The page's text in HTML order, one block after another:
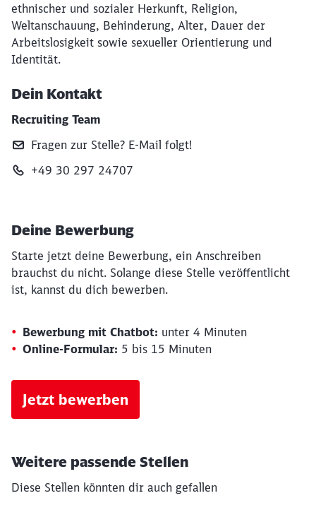
ethnischer und sozialer Herkunft, Religion,
Weltanschauung, Behinderung, Alter, Dauer der
Arbeitslosigkeit sowie sexueller Orientierung und
Identität.
Dein Kontakt
Recruiting Team
Fragen zur Stelle? E‑Mail folgt!
+49 30 297 24707
Deine Bewerbung
Starte jetzt deine Bewerbung, ein Anschreiben
brauchst du nicht. Solange diese Stelle veröffentlicht
ist, kannst du dich bewerben.
Bewerbung mit Chatbot: unter 4 Minuten
Online-Formular: 5 bis 15 Minuten
Jetzt bewerben
Weitere passende Stellen
Diese Stellen könnten dir auch gefallen